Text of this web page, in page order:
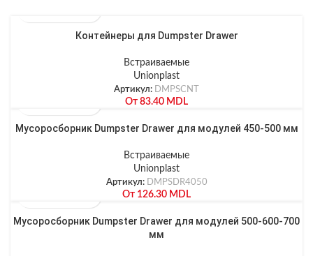
Контейнеры для Dumpster Drawer
Встраиваемые
Unionplast
Артикул: DMPSCNT
От 83.40 MDL
Мусоросборник Dumpster Drawer для модулей 450-500 мм
Встраиваемые
Unionplast
Артикул: DMPSDR4050
От 126.30 MDL
Мусоросборник Dumpster Drawer для модулей 500-600-700
мм